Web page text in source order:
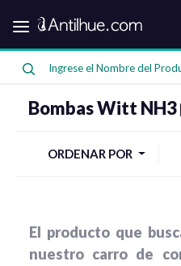
Categorias
Bombas Witt NH3
ORDENAR POR
El producto que
nuestro carro de
Oferta